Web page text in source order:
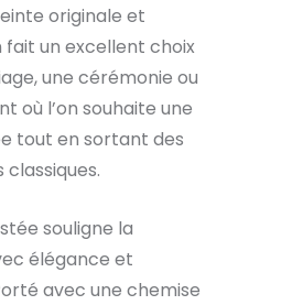
originale et
un excellent choix
une cérémonie ou
où l’on souhaite une
tout en sortant des
classiques.
souligne la
élégance et
avec une chemise